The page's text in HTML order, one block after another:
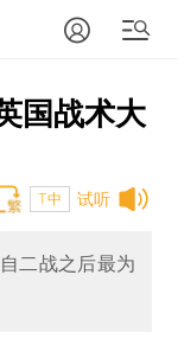
国战术大
试听
T中
二战之后最为